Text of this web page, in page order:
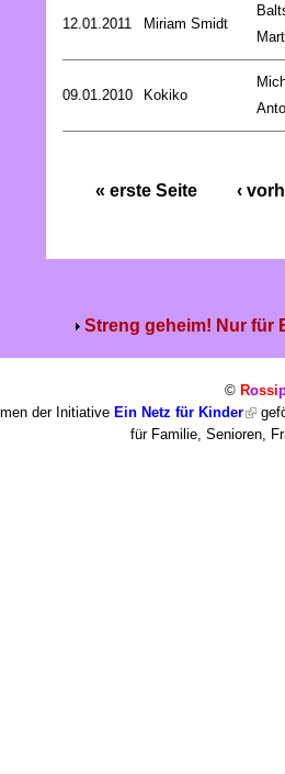
12.01.2011 Miriam Smidt
09.01.2010 Kokiko
« erste Seite ‹
Streng geheim! Nur für
© Rossi
der Initiative Ein Netz für Kinder
für Familie, Senioren,